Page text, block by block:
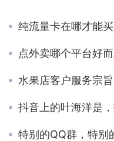
纯流量卡在哪才能买
点外卖哪个平台好而且便
水果店客户服务宗旨
抖音上的叶海洋是
特别的QQ群，特别